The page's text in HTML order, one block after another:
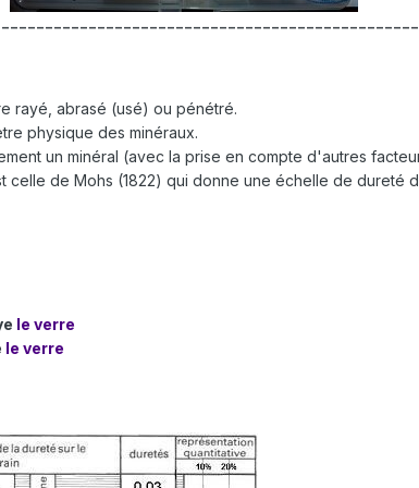
rayé, abrasé (usé) ou pénétré.
physique des minéraux.
un minéral (avec la prise en compte d'autres
celle de Mohs (1822) qui donne une échelle de dureté
le verre
le verre